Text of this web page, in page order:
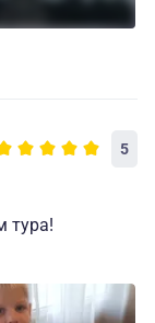
5
тура!